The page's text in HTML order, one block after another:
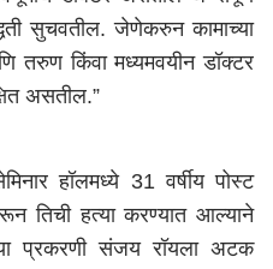
सुचवतील. जेणेकरुन कामाच्या
तरुण किंवा मध्यमवयीन डॉक्टर
असतील.”
हॉलमध्ये 31 वर्षीय पोस्ट
तिची हत्या करण्यात आल्याने
प्रकरणी संजय रॉयला अटक